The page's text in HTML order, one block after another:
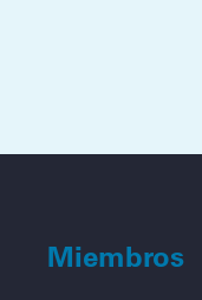
Miembros